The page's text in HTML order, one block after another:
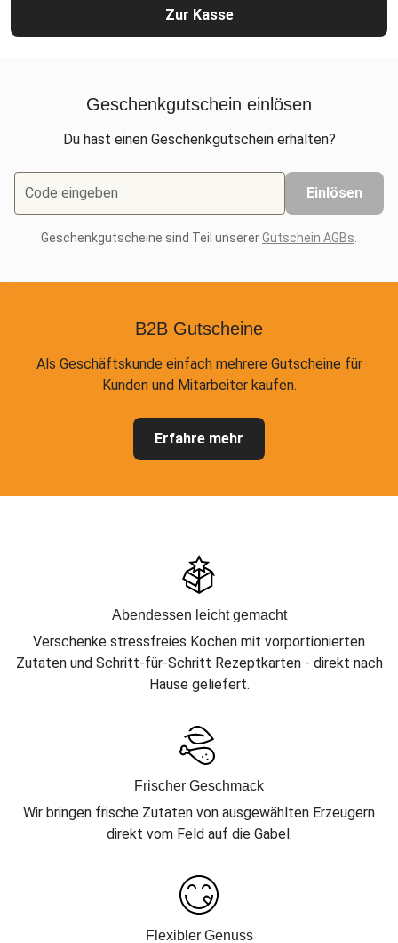
Zur Kasse
Geschenkgutschein einlösen
Du hast einen Geschenkgutschein erhalten?
Code eingeben Einlösen
Geschenkgutscheine sind Teil unsererGutschein AGBs
B2B Gutscheine
Als Geschäftskunde einfach mehrere Gutscheine für
Kunden und Mitarbeiter kaufen.
Erfahre mehr
Abendessen leicht gemacht
Verschenke stressfreies Kochen mit vorportionierten
Zutaten und Schritt-für-Schritt Rezeptkarten - direkt nach
Hause geliefert.
Frischer Geschmack
Wir bringen frische Zutaten von ausgewählten Erzeugern
direkt vom Feld auf die Gabel.
Flexibler Genuss